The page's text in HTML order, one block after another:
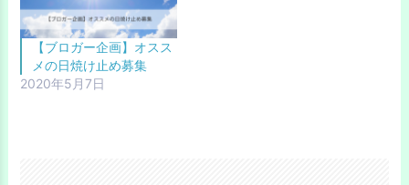
【ブロガー企画】オスス
メの日焼け止め募集
2020年5月7日